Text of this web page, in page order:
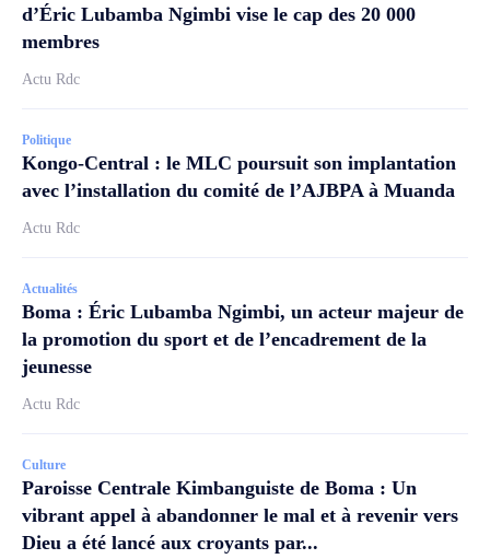
d’Éric Lubamba Ngimbi vise le cap des 20 000
membres
Actu Rdc
Politique
Kongo-Central : le MLC poursuit son implantation
avec l’installation du comité de l’AJBPA à Muanda
Actu Rdc
Actualités
Boma : Éric Lubamba Ngimbi, un acteur majeur de
la promotion du sport et de l’encadrement de la
jeunesse
Actu Rdc
Culture
Paroisse Centrale Kimbanguiste de Boma : Un
vibrant appel à abandonner le mal et à revenir vers
Dieu a été lancé aux croyants par...